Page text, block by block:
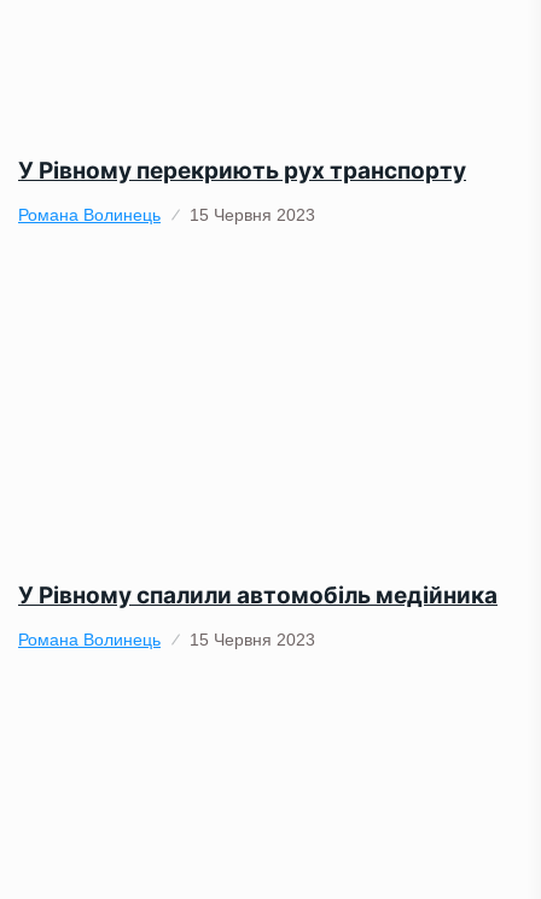
У Рівному перекриють рух транспорту
Романа Волинець 15 Червня 2023
У Рівному спалили автомобіль медійника
Романа Волинець 15 Червня 2023